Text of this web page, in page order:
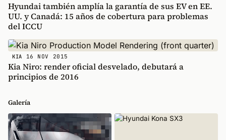
Hyundai también amplía la garantía de sus EV en EE.
UU. y Canadá: 15 años de cobertura para problemas
del ICCU
KIA 16 NOV 2015
Kia Niro: render oficial desvelado, debutará a
principios de 2016
Galería